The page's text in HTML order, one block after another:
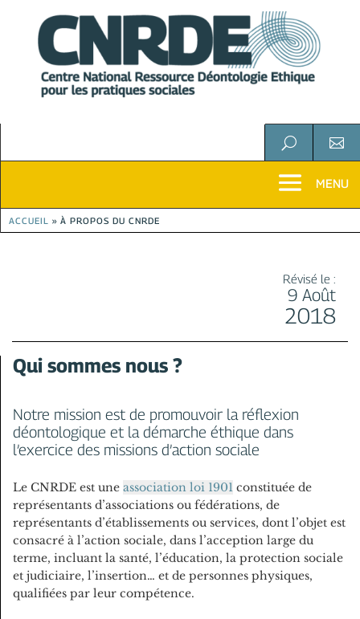
U 
ACCUEIL » À PROPOS DU CNRDE
Révisé le :
9 Août
2018
Qui sommes nous ?
Notre mission est de promouvoir la réflexion
déontologique et la démarche éthique dans
l’exercice des missions d’action sociale
Le CNRDE est une association loi 1901 constituée de
représentants d’associations ou fédérations, de
représentants d’établissements ou services, dont l’objet est
consacré à l’action sociale, dans l’acception large du
terme, incluant la santé, l’éducation, la protection sociale
et judiciaire, l’insertion… et de personnes physiques,
qualifiées par leur compétence.